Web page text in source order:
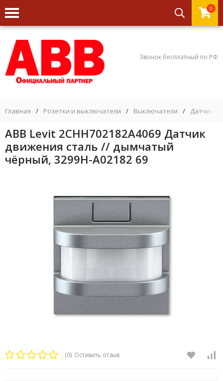
0
Звонок бесплатный по РФ
Главная / Розетки и выключатели / Выключатели / Датчики
ABB Levit 2CHH702182A4069 Датчик
движения сталь // дымчатый
чёрный, 3299H-A02182 69
(0) Оставить отзыв